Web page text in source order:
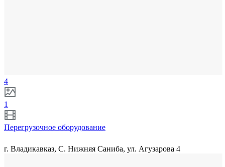
4
1
Перегрузочное оборудование
г. Владикавказ, С. Нижняя Саниба, ул. Агузарова 4